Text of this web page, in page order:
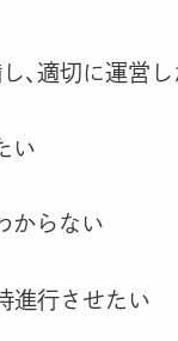
､適切に運営
い
からない
進行させたい